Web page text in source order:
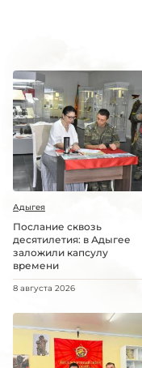
Адыгея
Послание сквозь
десятилетия: в Адыгее
заложили капсулу
времени
8 августа 2026